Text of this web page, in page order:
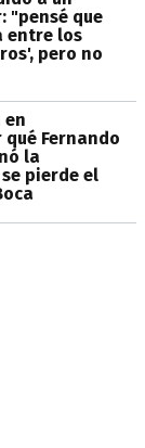
"pensé que
entre los
pero no
en
Fernando
la
pierde el